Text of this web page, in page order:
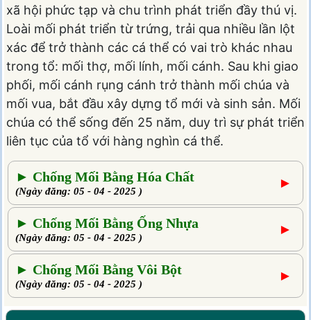
xã hội phức tạp và chu trình phát triển đầy thú vị.
Loài mối phát triển từ trứng, trải qua nhiều lần lột
xác để trở thành các cá thể có vai trò khác nhau
trong tổ: mối thợ, mối lính, mối cánh. Sau khi giao
phối, mối cánh rụng cánh trở thành mối chúa và
mối vua, bắt đầu xây dựng tổ mới và sinh sản. Mối
chúa có thể sống đến 25 năm, duy trì sự phát triển
liên tục của tổ với hàng nghìn cá thể.
► Chống Mối Bằng Hóa Chất
(Ngày đăng: 05 - 04 - 2025 )
►
► Chống Mối Bằng Ống Nhựa
(Ngày đăng: 05 - 04 - 2025 )
►
► Chống Mối Bằng Vôi Bột
(Ngày đăng: 05 - 04 - 2025 )
►